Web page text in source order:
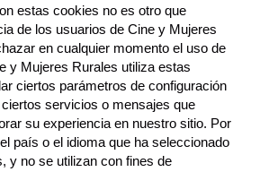
estas cookies no es otro que
de los usuarios de Cine y Mujeres
en cualquier momento el uso de
y Mujeres Rurales utiliza estas
ciertos parámetros de configuración
servicios o mensajes que
su experiencia en nuestro sitio. Por
país o el idioma que ha seleccionado
y no se utilizan con fines de